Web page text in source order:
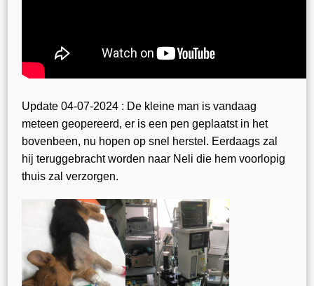
Update 04-07-2024 : De kleine man is vandaag
meteen geopereerd, er is een pen geplaatst in het
bovenbeen, nu hopen op snel herstel. Eerdaags zal
hij teruggebracht worden naar Neli die hem voorlopig
thuis zal verzorgen.